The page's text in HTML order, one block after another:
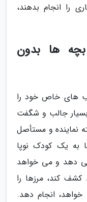
را انجام بدهند،
ها بدون
های خاص خود را
بسیار جالب و شگفت
نماینده و مستأصل
به یک کودک نوپا
دهد و می خواهد
کند، مرزها را
انجام دهد.